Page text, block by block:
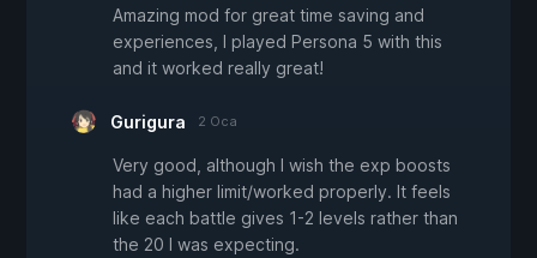
Amazing mod for great time saving and
experiences, I played Persona 5 with this
and it worked really great!
Gurigura 2 Oca
Very good, although I wish the exp boosts
had a higher limit/worked properly. It feels
like each battle gives 1-2 levels rather than
the 20 I was expecting.